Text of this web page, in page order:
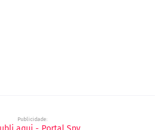
Publicidade: